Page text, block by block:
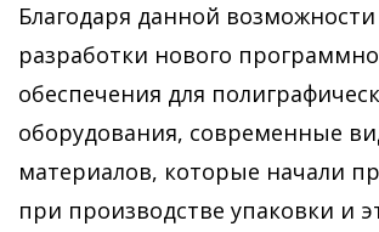
Благодаря данной
разработки нового
обеспечения для
оборудования, современные
материалов, которые начали
при производстве упаковки и